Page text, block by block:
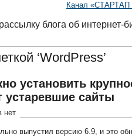
Канал «СТАРТАП
блога об интернет-
‘WordPress’
установить
устаревшие сайты
нет
выпустил версию 6.9, и это